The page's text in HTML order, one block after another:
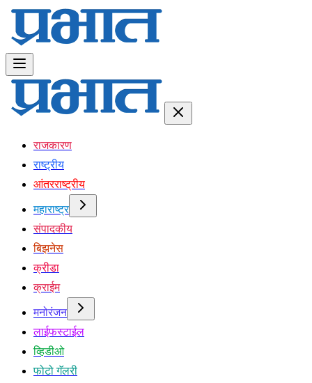
राजकारण
राष्ट्रीय
आंतरराष्ट्रीय
महाराष्ट्र
संपादकीय
बिझनेस
क्रीडा
क्राईम
मनोरंजन
लाईफस्टाईल
व्हिडीओ
फोटो गॅलरी